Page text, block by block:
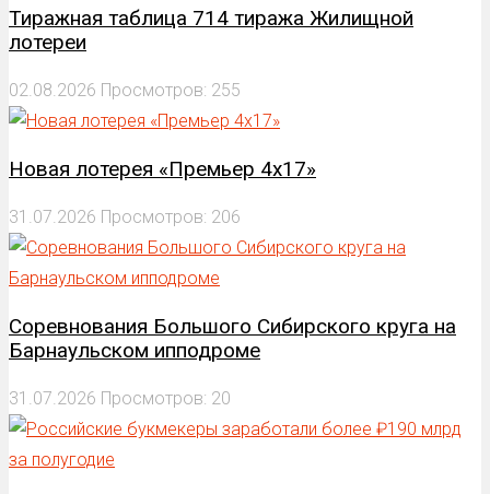
Тиражная таблица 714 тиража Жилищной
лотереи
02.08.2026 Просмотров: 255
Новая лотерея «Премьер 4х17»
31.07.2026 Просмотров: 206
Соревнования Большого Сибирского круга на
Барнаульском ипподроме
31.07.2026 Просмотров: 20